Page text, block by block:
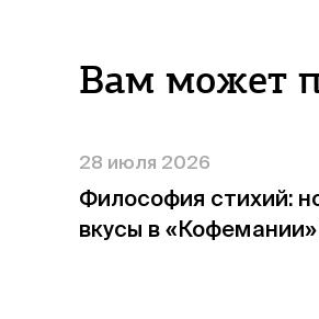
Вам может
28 июля 2026
Философия стихий:
вкусы в «Кофемании»